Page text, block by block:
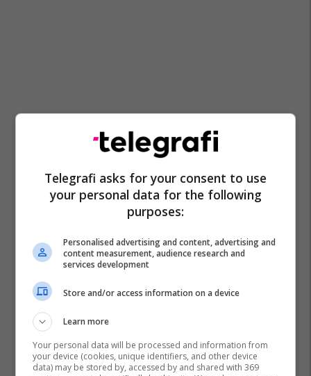
Telegrafi asks for your consent to use
your personal data for the following
purposes:
Personalised advertising and content, advertising and
content measurement, audience research and
services development
Store and/or access information on a device
Learn more
Your personal data will be processed and information from
your device (cookies, unique identifiers, and other device
data) may be stored by, accessed by and shared with 369